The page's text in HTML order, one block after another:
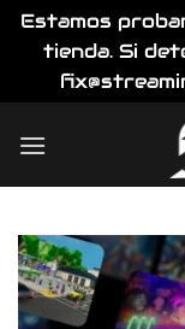
Estamos
tienda. Si